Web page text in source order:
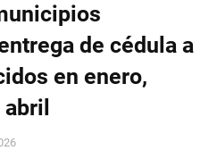
de cédula a
en enero,